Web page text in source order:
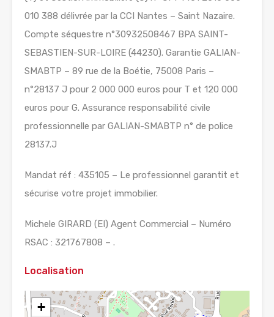
010 388 délivrée par la CCI Nantes – Saint Nazaire.
Compte séquestre n°30932508467 BPA SAINT-
SEBASTIEN-SUR-LOIRE (44230). Garantie GALIAN-
SMABTP – 89 rue de la Boétie, 75008 Paris –
n°28137 J pour 2 000 000 euros pour T et 120 000
euros pour G. Assurance responsabilité civile
professionnelle par GALIAN-SMABTP n° de police
28137.J
Mandat réf : 435105 – Le professionnel garantit et
sécurise votre projet immobilier.
Michele GIRARD (EI) Agent Commercial – Numéro
RSAC : 321767808 – .
Localisation
+